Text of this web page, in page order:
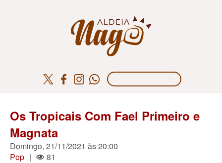
Os Tropicais Com Fael Primeiro e
Magnata
Domingo, 21/11/2021 às 20:00
Pop | 81